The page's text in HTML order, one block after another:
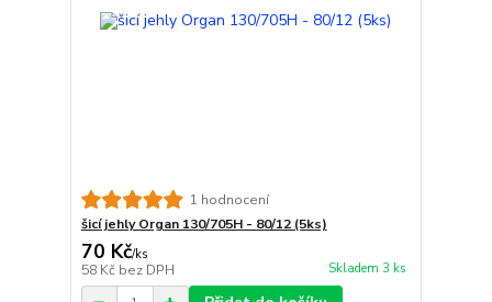
1 hodnocení
šicí jehly Organ 130/705H - 80/12 (5ks)
70 Kč/ks
58 Kč bez DPH Skladem 3 ks